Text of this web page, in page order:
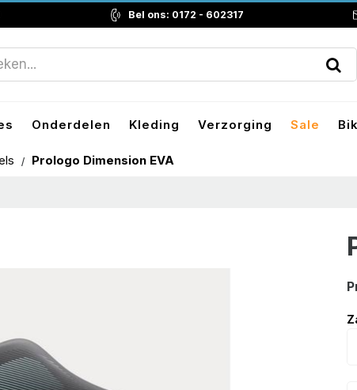
Bel ons: 0172 - 602317
Onderdelen Kleding Verzorging Sale
Prologo Dimension EVA